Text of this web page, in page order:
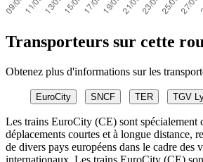
Transporteurs sur cette
Obtenez plus d'informations sur les
EuroCity SNCF TER TGV
Les trains EuroCity (CE) sont spécialement
déplacements courtes et à longue distance,
de divers pays européens dans le cadre des
internationaux. Les trains EuroCity (CE)